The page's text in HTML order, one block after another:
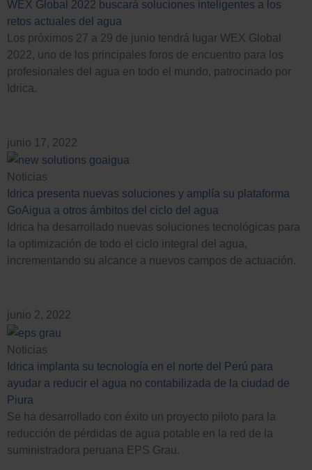
WEX Global 2022 buscará soluciones inteligentes a los
retos actuales del agua
Los próximos 27 a 29 de junio tendrá lugar WEX Global
2022, uno de los principales foros de encuentro para los
profesionales del agua en todo el mundo, patrocinado por
Idrica.
junio 17, 2022
Noticias
Idrica presenta nuevas soluciones y amplía su plataforma
GoAigua a otros ámbitos del ciclo del agua
Idrica ha desarrollado nuevas soluciones tecnológicas para
la optimización de todo el ciclo integral del agua,
incrementando su alcance a nuevos campos de actuación.
junio 2, 2022
Noticias
Idrica implanta su tecnología en el norte del Perú para
ayudar a reducir el agua no contabilizada de la ciudad de
Piura
Se ha desarrollado con éxito un proyecto piloto para la
reducción de pérdidas de agua potable en la red de la
suministradora peruana EPS Grau.